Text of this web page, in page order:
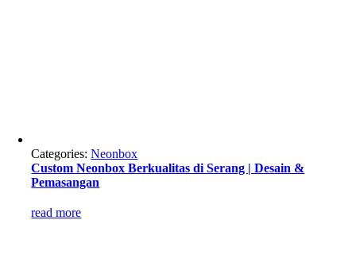
Categories:Neonbox
Custom Neonbox Berkualitas di Serang | Desain &
Pemasangan
read more